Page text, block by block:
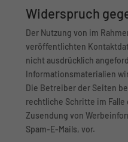
Widerspruch
Der Nutzung von im
veröffentlichten
nicht ausdrücklich
Informationsmaterialien
Die Betreiber der Seiten
rechtliche Schritte im Falle
Zusendung von
Spam-E-Mails, vor.